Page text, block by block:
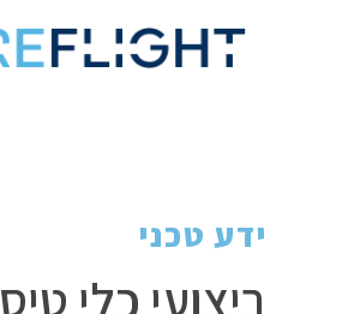
ידע טכני
ביצועי כלי טיס